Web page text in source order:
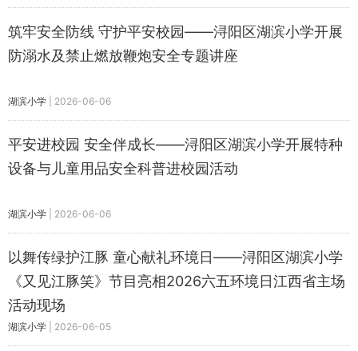
筑牢安全防线 守护平安校园——浔阳区湖滨小学开展
防溺水及禁止燃放鞭炮安全专题讲座
湖滨小学 2026-06-06
平安进校园 安全伴成长——浔阳区湖滨小学开展特种
设备与儿童用品安全科普进校园活动
湖滨小学 2026-06-06
以舞传绿护江豚 童心献礼环境日——浔阳区湖滨小学
《又见江豚笑》节目亮相2026六五环境日江西省主场
活动现场
湖滨小学 2026-06-05